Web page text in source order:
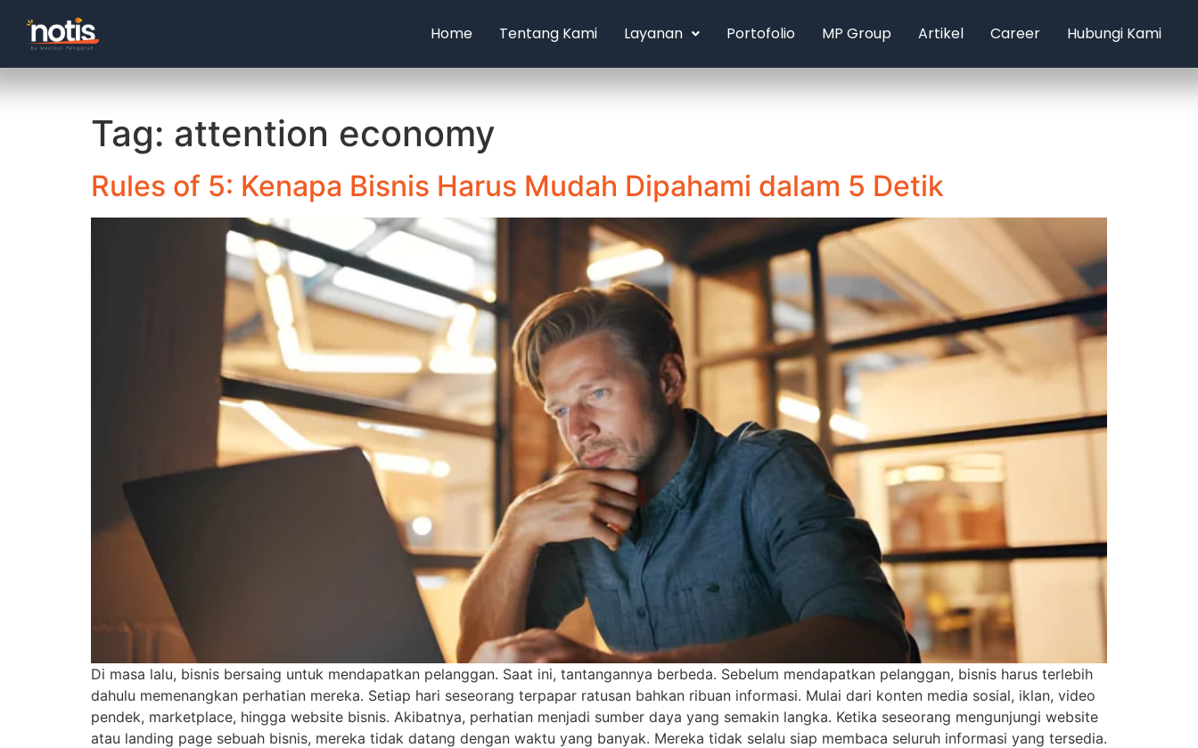
Home Tentang Kami Layanan Portofolio MP Group Artikel Career Hubungi Kami
Tag: attention economy
Rules of 5: Kenapa Bisnis Harus Mudah Dipahami dalam 5 Detik
Di masa lalu, bisnis bersaing untuk mendapatkan pelanggan. Saat ini, tantangannya berbeda. Sebelum mendapatkan pelanggan, bisnis harus terlebih
dahulu memenangkan perhatian mereka. Setiap hari seseorang terpapar ratusan bahkan ribuan informasi. Mulai dari konten media sosial, iklan, video
pendek, marketplace, hingga website bisnis. Akibatnya, perhatian menjadi sumber daya yang semakin langka. Ketika seseorang mengunjungi website
atau landing page sebuah bisnis, mereka tidak datang dengan waktu yang banyak. Mereka tidak selalu siap membaca seluruh informasi yang tersedia.